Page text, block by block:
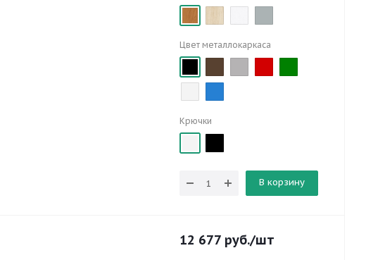
Цвет металлокаркаса
Крючки
В корзину
12 677 руб./шт